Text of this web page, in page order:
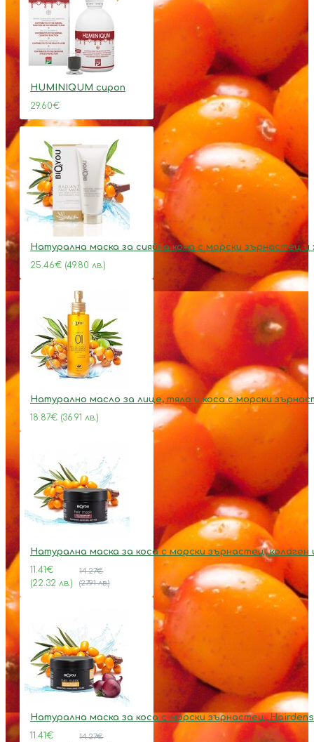
HUMINIQUM сироп
29.60€
Натурална маска за сияйна кожа с морски зърнастец и
25.46€ (49.80 лв.)
Натурално масло за лице, тяло и коса с морски
18.87€ (36.91 лв.)
Натурална маска за коса с морски зърнастец, колаген
11.41€
(22.32 лв.)
14.27€
(27.91 лв.)
Натурална маска за коса с морски зърнастец,
11.41€
14.27€